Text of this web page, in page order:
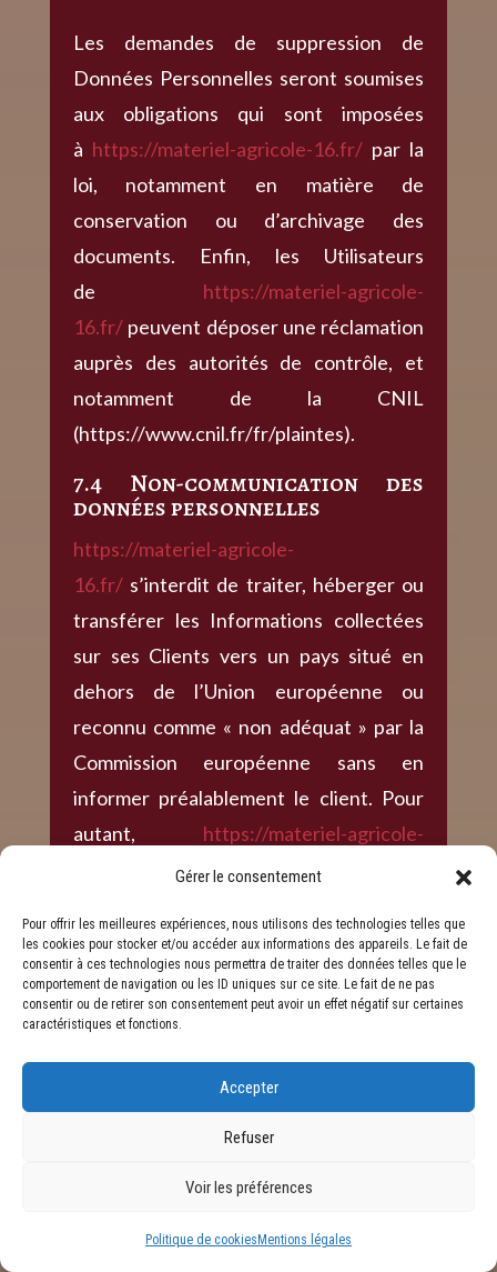
Gérer le consentement
Pour offrir les meilleures expériences, nous utilisons des technologies telles que
les cookies pour stocker et/ou accéder aux informations des appareils. Le fait de
consentir à ces technologies nous permettra de traiter des données telles que le
comportement de navigation ou les ID uniques sur ce site. Le fait de ne pas
consentir ou de retirer son consentement peut avoir un effet négatif sur certaines
caractéristiques et fonctions.
Accepter
Refuser
Voir les préférences
Politique de cookies Mentions légales
Les demandes de suppression de
Données Personnelles seront soumises
aux obligations qui sont imposées
à https://materiel-agricole-16.fr/ par la
loi, notamment en matière de
conservation ou d’archivage des
documents. Enfin, les Utilisateurs
de
https://materiel-agricole-
16.fr/ peuvent déposer une réclamation
auprès des autorités de contrôle, et
notamment de la CNIL
(https://www.cnil.fr/fr/plaintes).
7.4 Non-communication des
données personnelles
https://materiel-agricole-
16.fr/ s’interdit de traiter, héberger ou
transférer les Informations collectées
sur ses Clients vers un pays situé en
dehors de l’Union européenne ou
reconnu comme « non adéquat » par la
Commission européenne sans en
informer préalablement le client. Pour
autant,
https://materiel-agricole-
reste libre du choix de ses sous-
condition qu’il présentent les garanties
suffisantes au regard des exigences du
Règlement Général sur la Protection des
https://materiel-agricole-
s’engage à prendre toutes les
et notamment qu’elles ne soient pas